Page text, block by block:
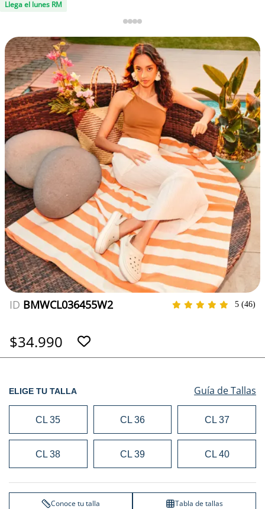
Llega el lunes RM
ID BMWCL036455W2 5 (46)
$34.990
ELIGE TU TALLA Guía de Tallas
CL 35 CL 36 CL 37
CL 38 CL 39 CL 40
Conoce tu talla Tabla de tallas